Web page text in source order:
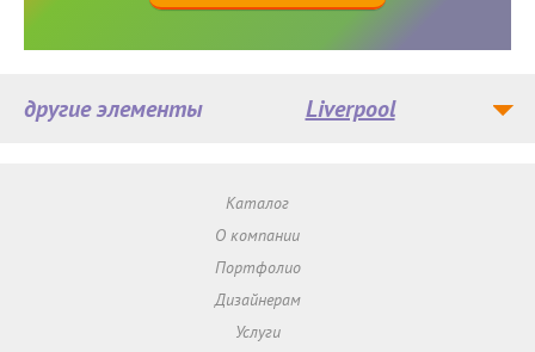
другие элементы Liverpool
Каталог
О компании
Портфолио
Дизайнерам
Услуги